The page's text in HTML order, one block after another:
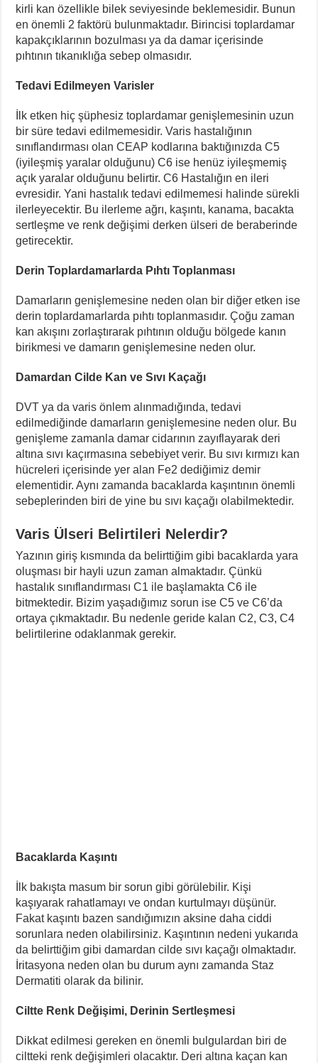
kirli kan özellikle bilek seviyesinde beklemesidir. Bunun
en önemli 2 faktörü bulunmaktadır. Birincisi toplardamar
kapakçıklarının bozulması ya da damar içerisinde
pıhtının tıkanıklığa sebep olmasıdır.
Tedavi Edilmeyen Varisler
İlk etken hiç şüphesiz toplardamar genişlemesinin uzun
bir süre tedavi edilmemesidir. Varis hastalığının
sınıflandırması olan CEAP kodlarına baktığınızda C5
(iyileşmiş yaralar olduğunu) C6 ise henüz iyileşmemiş
açık yaralar olduğunu belirtir. C6 Hastalığın en ileri
evresidir. Yani hastalık tedavi edilmemesi halinde sürekli
ilerleyecektir. Bu ilerleme ağrı, kaşıntı, kanama, bacakta
sertleşme ve renk değişimi derken ülseri de beraberinde
getirecektir.
Derin Toplardamarlarda Pıhtı Toplanması
Damarların genişlemesine neden olan bir diğer etken ise
derin toplardamarlarda pıhtı toplanmasıdır. Çoğu zaman
kan akışını zorlaştırarak pıhtının olduğu bölgede kanın
birikmesi ve damarın genişlemesine neden olur.
Damardan Cilde Kan ve Sıvı Kaçağı
DVT ya da varis önlem alınmadığında, tedavi
edilmediğinde damarların genişlemesine neden olur. Bu
genişleme zamanla damar cidarının zayıflayarak deri
altına sıvı kaçırmasına sebebiyet verir. Bu sıvı kırmızı kan
hücreleri içerisinde yer alan Fe2 dediğimiz demir
elementidir. Aynı zamanda bacaklarda kaşıntının önemli
sebeplerinden biri de yine bu sıvı kaçağı olabilmektedir.
Varis Ülseri Belirtileri Nelerdir?
Yazının giriş kısmında da belirttiğim gibi bacaklarda yara
oluşması bir hayli uzun zaman almaktadır. Çünkü
hastalık sınıflandırması C1 ile başlamakta C6 ile
bitmektedir. Bizim yaşadığımız sorun ise C5 ve C6’da
ortaya çıkmaktadır. Bu nedenle geride kalan C2, C3, C4
belirtilerine odaklanmak gerekir.
Bacaklarda Kaşıntı
İlk bakışta masum bir sorun gibi görülebilir. Kişi
kaşıyarak rahatlamayı ve ondan kurtulmayı düşünür.
Fakat kaşıntı bazen sandığımızın aksine daha ciddi
sorunlara neden olabilirsiniz. Kaşıntının nedeni yukarıda
da belirttiğim gibi damardan cilde sıvı kaçağı olmaktadır.
İritasyona neden olan bu durum aynı zamanda Staz
Dermatiti olarak da bilinir.
Ciltte Renk Değişimi, Derinin Sertleşmesi
Dikkat edilmesi gereken en önemli bulgulardan biri de
ciltteki renk değişimleri olacaktır. Deri altına kaçan kan